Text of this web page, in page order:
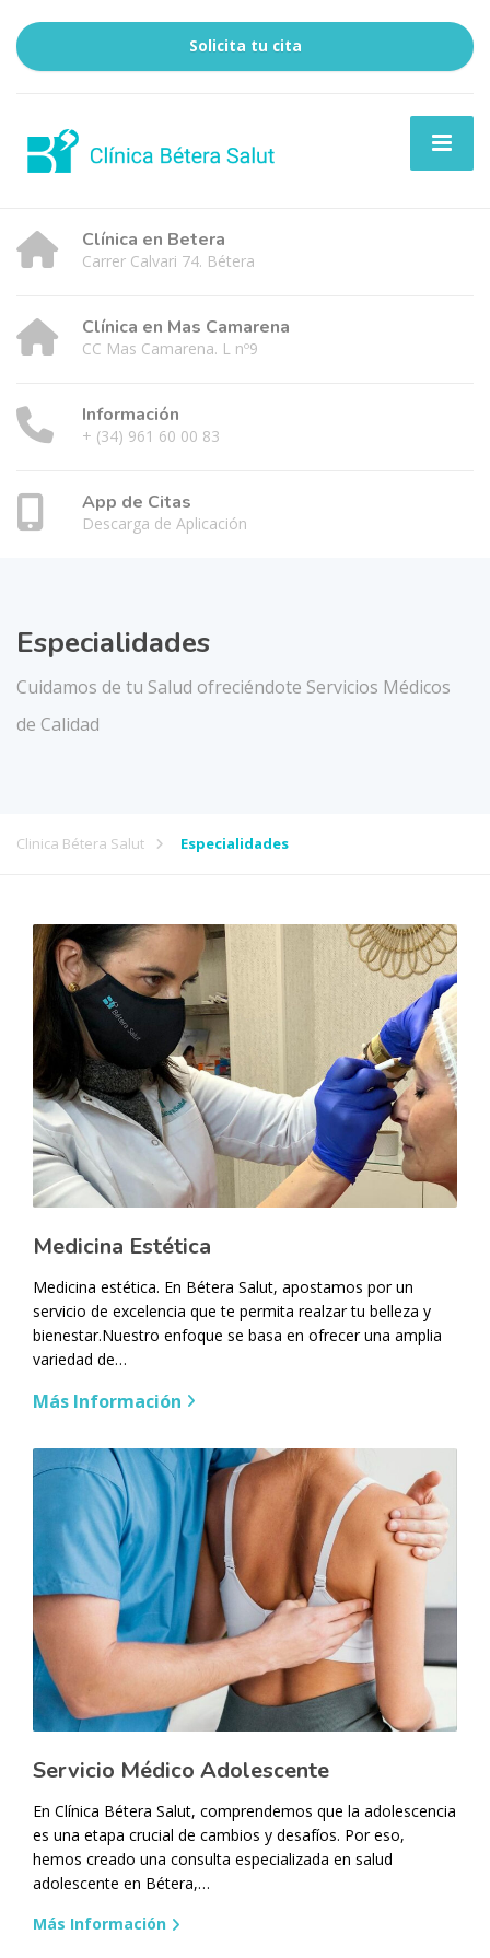
Solicita tu cita
Clínica en Betera
Carrer Calvari 74. Bétera
Clínica en Mas Camarena
CC Mas Camarena. L nº9
Información
+ (34) 961 60 00 83
App de Citas
Descarga de Aplicación
Especialidades
Cuidamos de tu Salud ofreciéndote Servicios Médicos
de Calidad
Clinica Bétera Salut Especialidades
Medicina Estética
Medicina estética. En Bétera Salut, apostamos por un
servicio de excelencia que te permita realzar tu belleza y
bienestar.Nuestro enfoque se basa en ofrecer una amplia
variedad de…
Más Información
Servicio Médico Adolescente
En Clínica Bétera Salut, comprendemos que la adolescencia
es una etapa crucial de cambios y desafíos. Por eso,
hemos creado una consulta especializada en salud
adolescente en Bétera,…
Más Información